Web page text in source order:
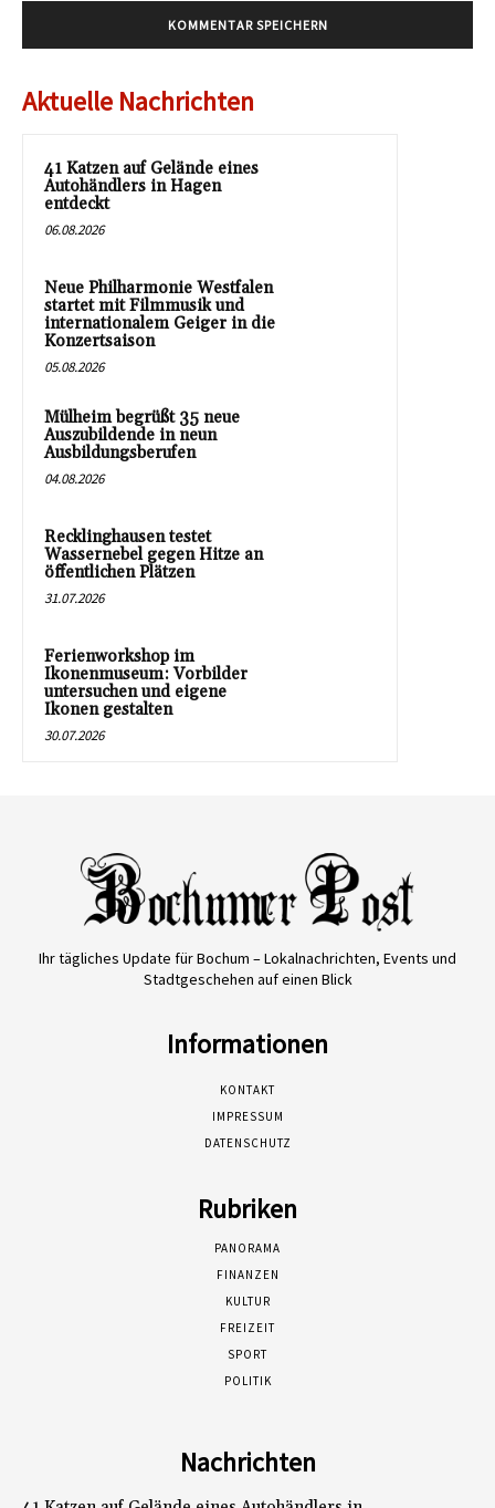
Aktuelle Nachrichten
41 Katzen auf Gelände eines
Autohändlers in Hagen
entdeckt
06.08.2026
Neue Philharmonie Westfalen
startet mit Filmmusik und
internationalem Geiger in die
Konzertsaison
05.08.2026
Mülheim begrüßt 35 neue
Auszubildende in neun
Ausbildungsberufen
04.08.2026
Recklinghausen testet
Wassernebel gegen Hitze an
öffentlichen Plätzen
31.07.2026
Ferienworkshop im
Ikonenmuseum: Vorbilder
untersuchen und eigene
Ikonen gestalten
30.07.2026
Ihr tägliches Update für Bochum – Lokalnachrichten, Events und
Stadtgeschehen auf einen Blick
Informationen
KONTAKT
IMPRESSUM
DATENSCHUTZ
Rubriken
PANORAMA
FINANZEN
KULTUR
FREIZEIT
SPORT
POLITIK
Nachrichten